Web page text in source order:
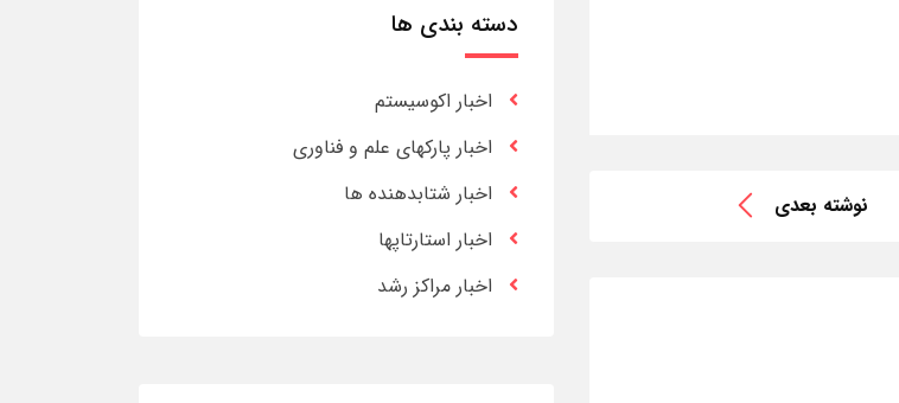
نوشته بعدی
دسته بندی ها
اخبار اکوسیستم
اخبار پارکهای علم و فناوری
اخبار شتابدهنده ها
اخبار استارتاپها
اخبار مراکز رشد